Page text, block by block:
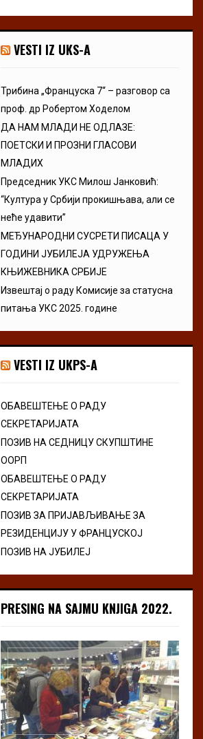
VESTI IZ UKS-A
Трибина „Француска 7“ – разговор са
проф. др Робертом Ходелом
ДА НАМ МЛАДИ НЕ ОДЛАЗЕ:
ПОЕТСКИ И ПРОЗНИ ГЛАСОВИ
МЛАДИХ
Председник УКС Милош Јанковић:
“Култура у Србији прокишњава, али се
неће удавити”
МЕЂУНАРОДНИ СУСРЕТИ ПИСАЦА У
ГОДИНИ ЈУБИЛЕЈА УДРУЖЕЊА
КЊИЖЕВНИКА СРБИЈЕ
Извештај о раду Комисије за статусна
питања УКС 2025. године
VESTI IZ UKPS-A
ОБАВЕШТЕЊЕ О РАДУ
СЕКРЕТАРИЈАТА
ПОЗИВ НА СЕДНИЦУ СКУПШТИНЕ
ООРП
ОБАВЕШТЕЊЕ О РАДУ
СЕКРЕТАРИЈАТА
ПОЗИВ ЗА ПРИЈАВЉИВАЊЕ ЗА
РЕЗИДЕНЦИЈУ У ФРАНЦУСКОЈ
ПОЗИВ НА ЈУБИЛЕЈ
PRESING NA SAJMU KNJIGA 2022.